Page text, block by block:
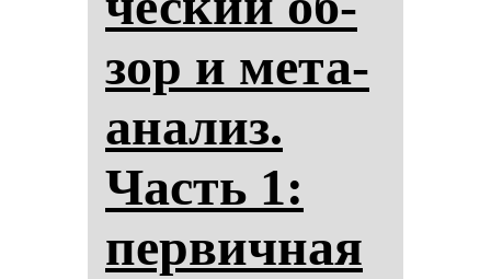
зор и ме­та­
ана­лиз.
Часть 1:
пер­вич­ная